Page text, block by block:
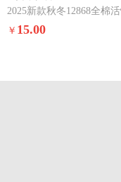
￥ 15.00